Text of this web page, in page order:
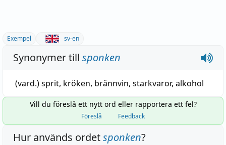
Exempel sv-en
Synonymer till sponken
(vard.)sprit, kröken, brännvin, starkvaror, alkohol
Vill du föreslå ett nytt ord eller rapportera ett fel?
Föreslå Feedback
Hur används ordetsponken?